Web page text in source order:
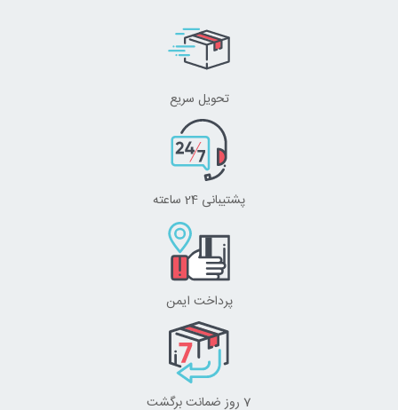
تحویل سریع
پشتیبانی 24 ساعته
پرداخت ایمن
7 روز ضمانت برگشت